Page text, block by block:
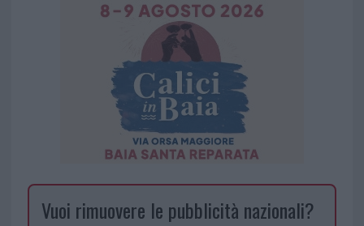
Vuoi rimuovere le pubblicità nazionali?